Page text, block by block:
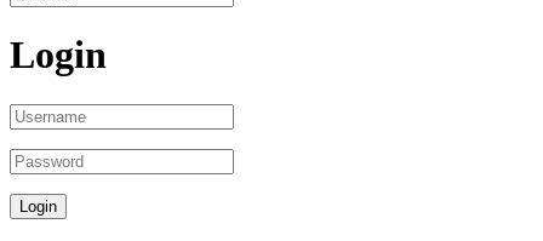
Login